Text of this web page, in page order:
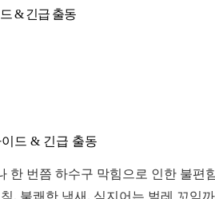
& 긴급 출동
드 & 긴급 출동
한 번쯤 하수구 막힘으로 인한 불편
, 불쾌한 냄새, 심지어는 벌레 꼬임